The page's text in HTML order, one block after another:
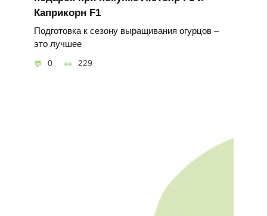
Каприкорн F1
Подготовка к сезону выращивания огурцов –
это лучшее
0 229